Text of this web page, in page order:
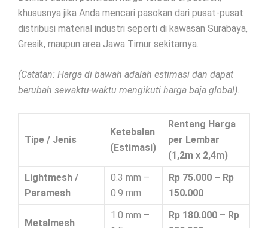
khususnya jika Anda mencari pasokan dari pusat-pusat
distribusi material industri seperti di kawasan Surabaya,
Gresik, maupun area Jawa Timur sekitarnya.
(Catatan: Harga di bawah adalah estimasi dan dapat
berubah sewaktu-waktu mengikuti harga baja global).
Tipe / Jenis
Ketebalan
(Estimasi)
Rentang Harga
per Lembar
(1,2m x 2,4m)
Lightmesh /
Paramesh
0.3 mm –
0.9 mm
Rp 75.000 – Rp
150.000
Metalmesh
1.0 mm –
Rp 180.000 – Rp